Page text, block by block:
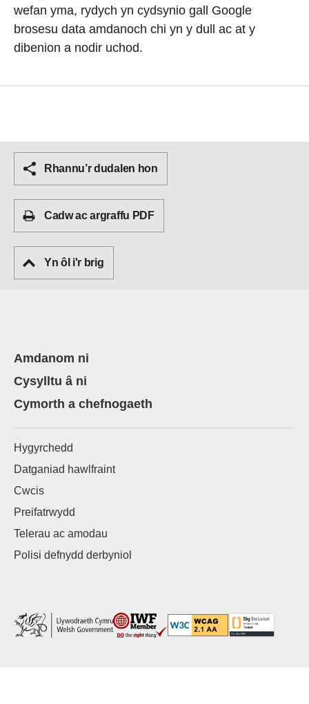
wefan yma, rydych yn cydsynio gall Google
brosesu data amdanoch chi yn y dull ac at y
dibenion a nodir uchod.
Rhannu’r dudalen hon
Cadw ac argraffu PDF
Yn ôl i'r brig
Amdanom ni
Cysylltu â ni
Cymorth a chefnogaeth
Hygyrchedd
Datganiad hawlfraint
Cwcis
Preifatrwydd
Telerau ac amodau
Polisi defnydd derbyniol